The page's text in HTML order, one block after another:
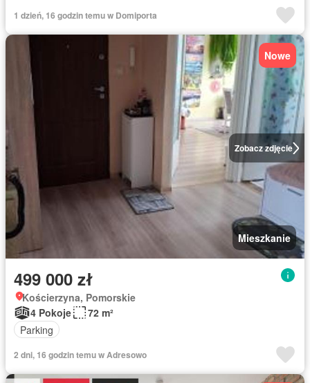
1 dzień, 16 godzin temu w Domiporta
Zobacz zdjęcie
Nowe
Mieszkanie
499 000 zł
Kościerzyna, Pomorskie
4 Pokoje
72 m²
Parking
2 dni, 16 godzin temu w Adresowo